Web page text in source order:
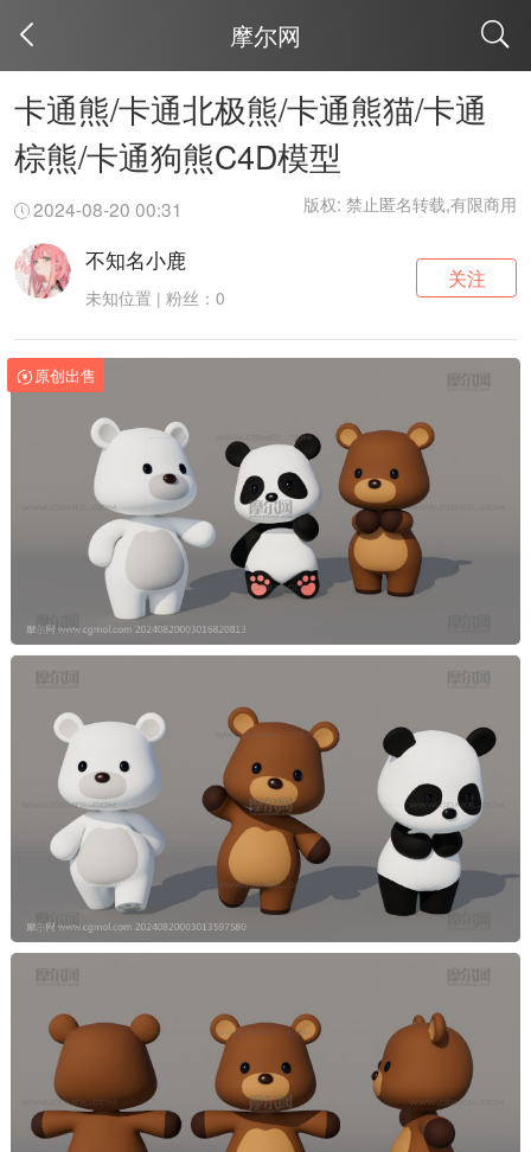
摩尔网
卡通熊/卡通北极熊/卡通熊猫/卡通
棕熊/卡通狗熊C4D模型
2024-08-20 00:31 版权: 禁止匿名转载,有限商用
不知名小鹿
未知位置 | 粉丝：0
关注
原创出售
取消